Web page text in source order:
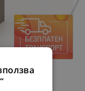
ЧЕКМЕДЖЕТА АЛФА СОНОМА - ЗА 45 СМ